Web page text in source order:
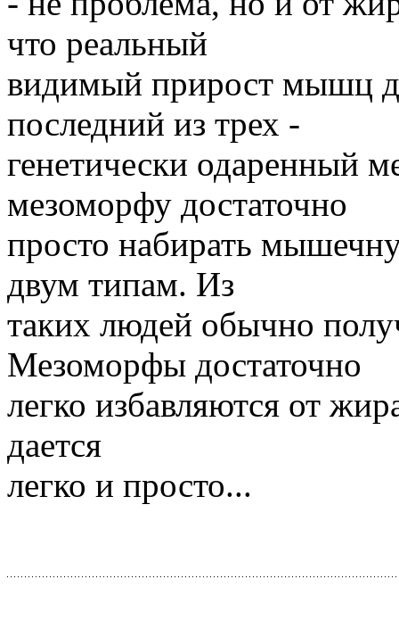
что реальный
видимый прирост мышц
последний из трех -
генетически одаренный
мезоморфу достаточно
просто набирать
двум типам. Из
таких людей обычно
Мезоморфы достаточно
легко избавляются от
дается
легко и просто...